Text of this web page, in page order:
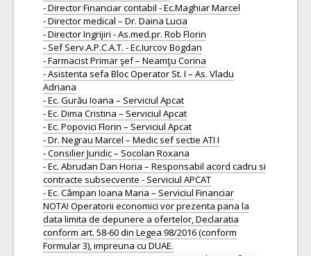
- Director Financiar contabil - Ec.Maghiar Marcel
- Director medical – Dr. Daina Lucia
- Director Ingrijiri - As.med.pr. Rob Florin
- Sef Serv.A.P.C.A.T. - Ec.Iurcov Bogdan
- Farmacist Primar şef – Neamţu Corina
- Asistenta sefa Bloc Operator St. I – As. Vladu
Adriana
- Ec. Gurău Ioana – Serviciul Apcat
- Ec. Dima Cristina – Serviciul Apcat
- Ec. Popovici Florin – Serviciul Apcat
- Dr. Negrau Marcel – Medic sef sectie ATI I
- Consilier Juridic – Socolan Roxana
- Ec. Abrudan Dan Horia – Responsabil acord cadru si
contracte subsecvente - Serviciul APCAT
- Ec. Câmpan Ioana Maria – Serviciul Financiar
NOTA! Operatorii economici vor prezenta pana la
data limita de depunere a ofertelor, Declaratia
conform art. 58-60 din Legea 98/2016 (conform
Formular 3), impreuna cu DUAE.